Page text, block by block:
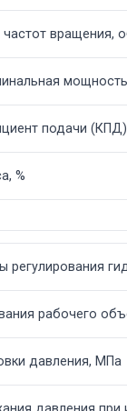
вращения,
подачи
%
регулирования
рабочего
давления, МПа